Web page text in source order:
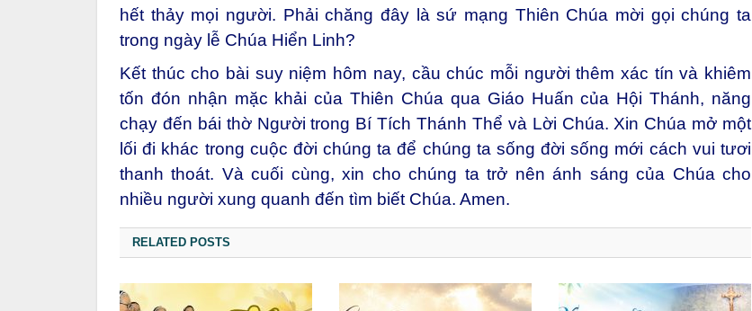
hết thảy mọi người. Phải chăng đây là sứ mạng Thiên Chúa mời gọi chúng ta
trong ngày lễ Chúa Hiển Linh?
Kết thúc cho bài suy niệm hôm nay, cầu chúc mỗi người thêm xác tín và khiêm
tốn đón nhận mặc khải của Thiên Chúa qua Giáo Huấn của Hội Thánh, năng
chạy đến bái thờ Người trong Bí Tích Thánh Thể và Lời Chúa. Xin Chúa mở một
lối đi khác trong cuộc đời chúng ta để chúng ta sống đời sống mới cách vui tươi
thanh thoát. Và cuối cùng, xin cho chúng ta trở nên ánh sáng của Chúa cho
nhiều người xung quanh đến tìm biết Chúa. Amen.
RELATED POSTS